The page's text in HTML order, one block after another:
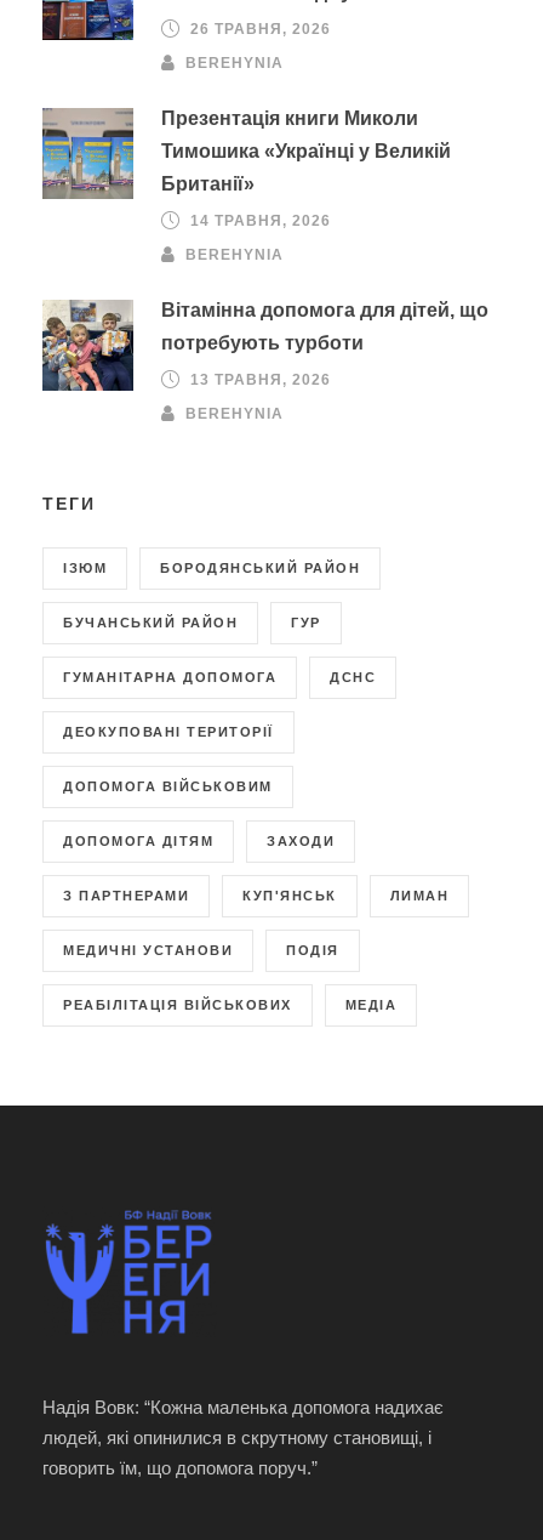
26 ТРАВНЯ, 2026
BEREHYNIA
Презентація книги Миколи
Тимошика «Українці у Великій
Британії»
14 ТРАВНЯ, 2026
BEREHYNIA
Вітамінна допомога для дітей, що
потребують турботи
13 ТРАВНЯ, 2026
BEREHYNIA
ТЕГИ
ІЗЮМ БОРОДЯНСЬКИЙ РАЙОН
БУЧАНСЬКИЙ РАЙОН ГУР
ГУМАНІТАРНА ДОПОМОГА ДСНС
ДЕОКУПОВАНІ ТЕРИТОРІЇ
ДОПОМОГА ВІЙСЬКОВИМ
ДОПОМОГА ДІТЯМ ЗАХОДИ
З ПАРТНЕРАМИ КУП'ЯНСЬК ЛИМАН
МЕДИЧНІ УСТАНОВИ ПОДІЯ
РЕАБІЛІТАЦІЯ ВІЙСЬКОВИХ МЕДІА
Надія Вовк: “Кожна маленька допомога надихає
людей, які опинилися в скрутному становищі, і
говорить їм, що допомога поруч.”